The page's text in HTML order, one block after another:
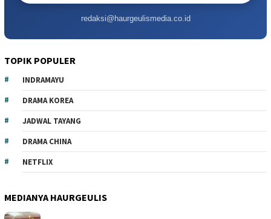
redaksi@haurgeulismedia.co.id
TOPIK POPULER
INDRAMAYU
DRAMA KOREA
JADWAL TAYANG
DRAMA CHINA
NETFLIX
MEDIANYA HAURGEULIS